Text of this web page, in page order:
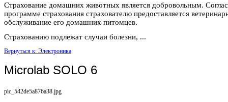
Страхование домашних животных является добровольным.
программе страхования страхователю предоставляется
обслуживание его домашних питомцев.
Страхованию подлежат случаи болезни, ...
Вернуться к: Электроника
Microlab SOLO 6
pic_542de5a876a38.jpg